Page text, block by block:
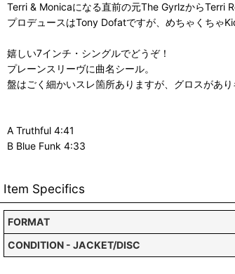
Terri & Monicaになる直前の元The GyrlzからTerri
プロデュースはTony Dofatですが、めちゃくちゃ
嬉しい7インチ・シングルでどうぞ！
プレーンスリーヴに曲名シール。
盤はごく細かいスレ箇所ありますが、グロスがあり
A Truthful 4:41
B Blue Funk 4:33
Item Specifics
FORMAT
CONDITION - JACKET/DISC